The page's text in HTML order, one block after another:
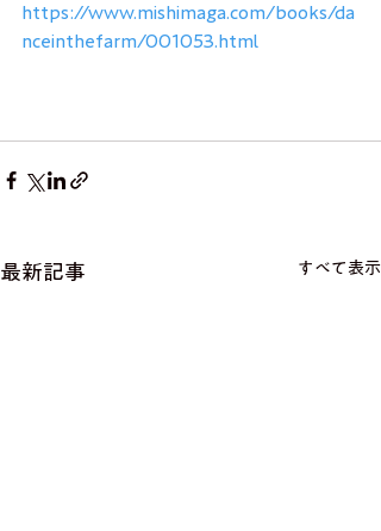
https://www.mishimaga.com/books/da
nceinthefarm/001053.html
最新記事 すべて表示